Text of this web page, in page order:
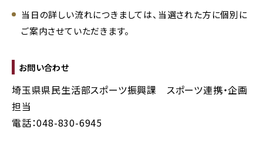
当日の詳しい流れにつきましては、当選された方に個別に
ご案内させていただきます。
お問い合わせ
埼玉県県民生活部スポーツ振興課 スポーツ連携・企画
担当
電話：048-830-6945